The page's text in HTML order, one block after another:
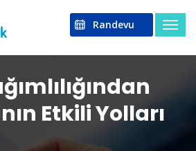
Randevu
Etkili Yolları